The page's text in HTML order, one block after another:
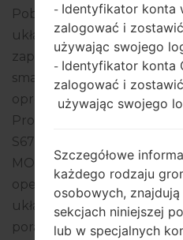
Pobierz najnowszą
układowego dla
zapomnij sprawdzić,
smartfona odpowiada
oprogramowania
Produkt jest
S6790XXANA2, wersja
MODEM
operacyjnego
układowego to Android
poradnik na temat
- Identyfikator konta
zalogować i
używając swojego
- Identyfikator konta
zalogować i
używając swojego
Szczegółowe
każdego rodzaju
osobowych,
sekcjach niniejszej
lub w specjalnych